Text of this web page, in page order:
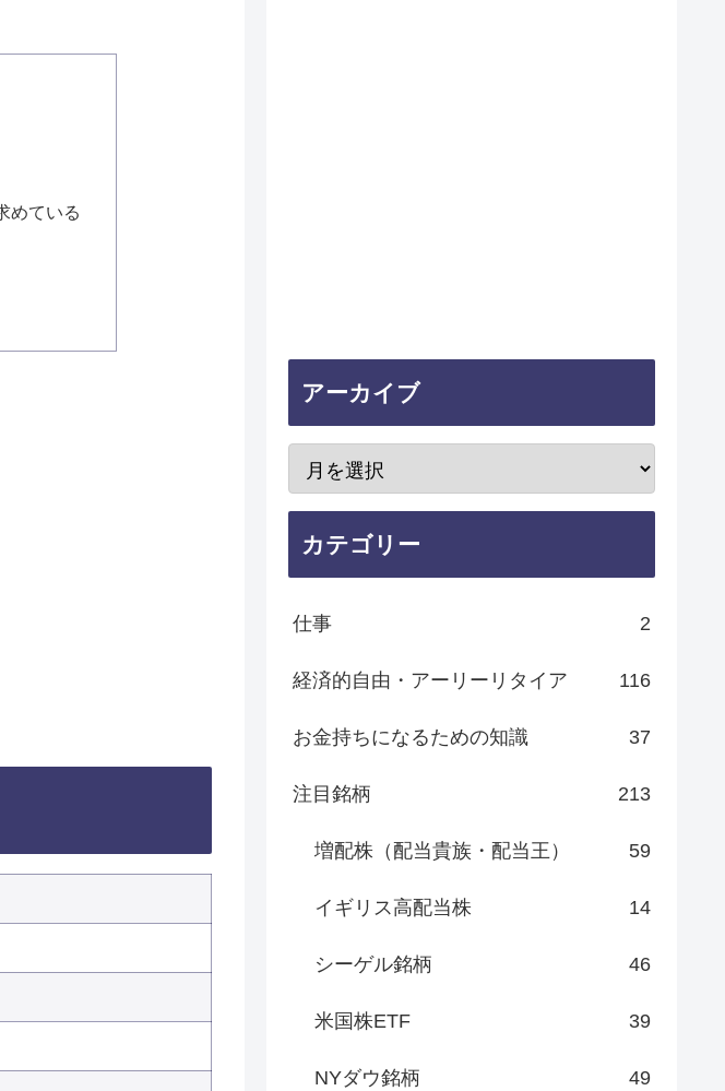
めている
アーカイブ
カテゴリー
仕事 2
経済的自由・アーリーリタイア 116
お金持ちになるための知識 37
注目銘柄 213
増配株（配当貴族・配当王） 59
イギリス高配当株 14
シーゲル銘柄 46
米国株ETF 39
NYダウ銘柄 49